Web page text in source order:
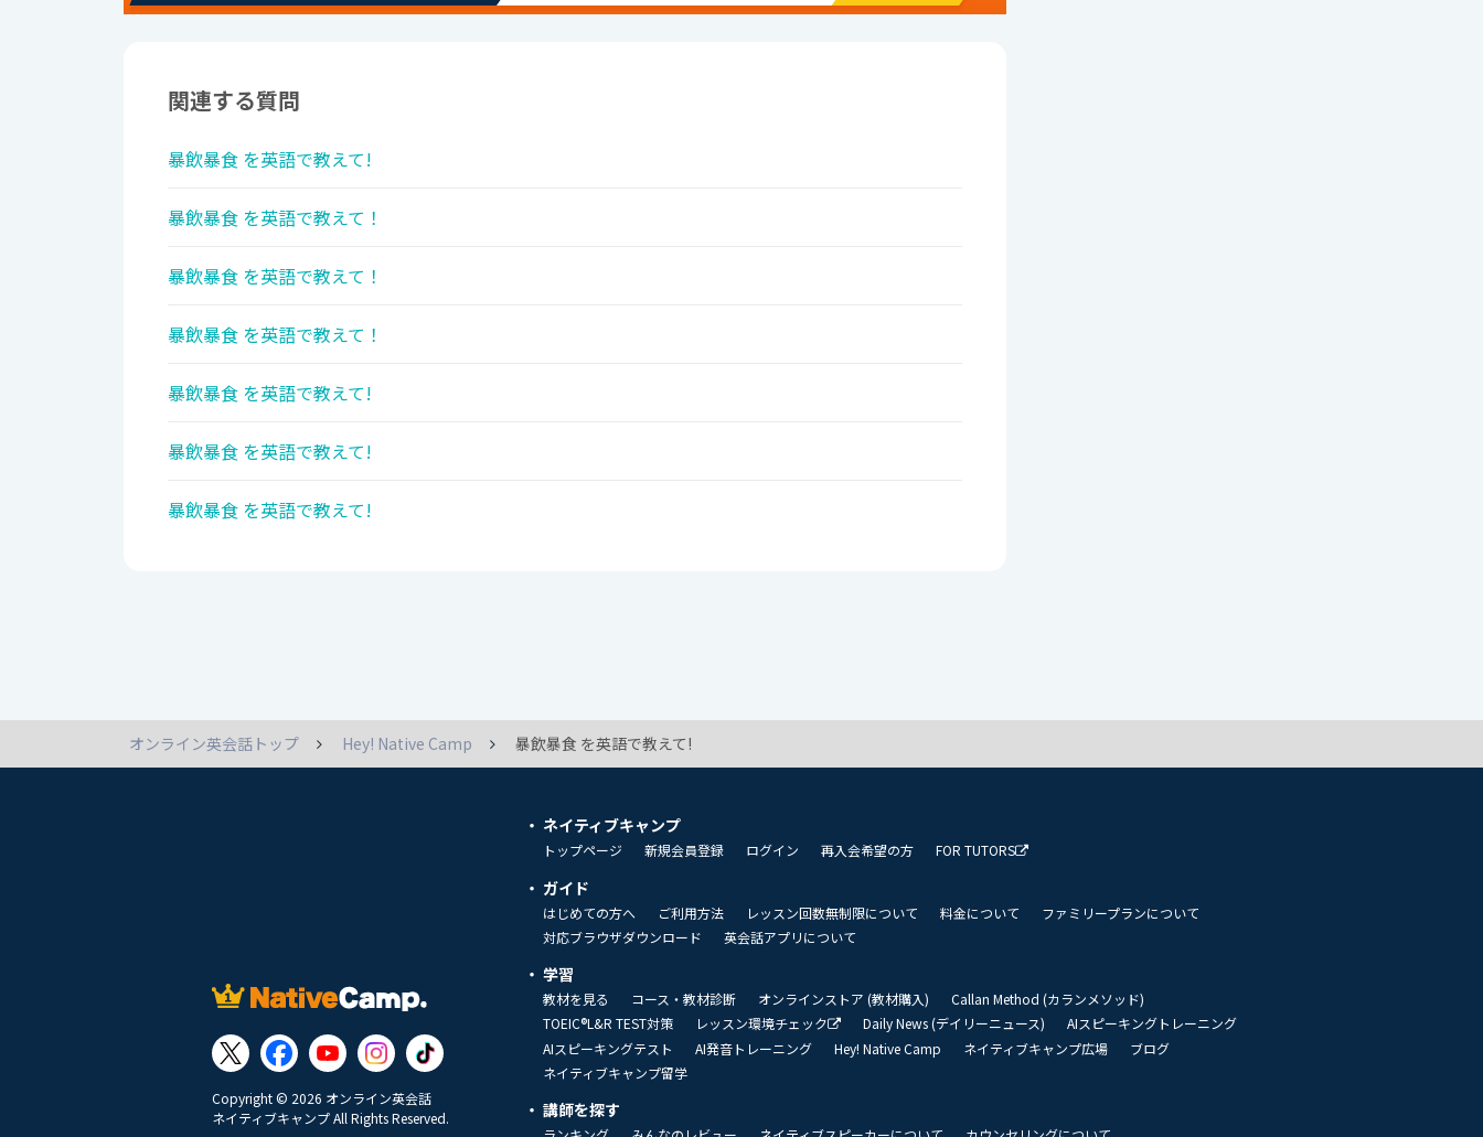
関連する質問
暴飲暴食 を英語で教えて!
暴飲暴食 を英語で教えて！
暴飲暴食 を英語で教えて！
暴飲暴食 を英語で教えて！
暴飲暴食 を英語で教えて!
暴飲暴食 を英語で教えて!
暴飲暴食 を英語で教えて!
オンライン英会話トップ Hey! Native Camp 暴飲暴食 を英語で教えて!
Copyright © 2026 オンライン英会話
ネイティブキャンプ All Rights Reserved.
ネイティブキャンプ
トップページ 新規会員登録 ログイン 再入会希望の方 FOR TUTORS
ガイド
はじめての方へ ご利用方法 レッスン回数無制限について 料金について
ファミリープランについて
対応ブラウザダウンロード
英会話アプリについて
学習
教材を見る コース・教材診断 オンラインストア (教材購入)
Callan Method (カランメソッド)
TOEIC®L&R TEST対策
レッスン環境チェック Daily News (デイリーニュース)
AIスピーキングトレーニング
AIスピーキングテスト
AI発音トレーニング Hey! Native Camp ネイティブキャンプ広場
ブログ
ネイティブキャンプ留学
講師を探す